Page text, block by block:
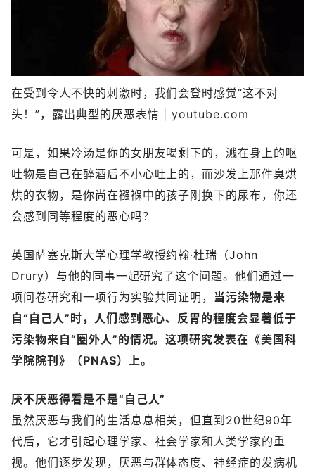
在受到令人不快的刺激时，我们会登时感觉“这不对
头！”，露出典型的厌恶表情 | youtube.com
可是，如果冷汤是你的女朋友喝剩下的，溅在身上的呕
吐物是自己在醉酒后不小心吐上的，而沙发上那件臭烘
烘的衣物，是你尚在襁褓中的孩子刚换下的尿布，你还
会感到同等程度的恶心吗？
英国萨塞克斯大学心理学教授约翰·杜瑞（John
Drury）与他的同事一起研究了这个问题。他们通过一
项问卷研究和一项行为实验共同证明， 当污染物是来
自“自己人”时，人们感到恶心、反胃的程度会显著低于
污染物来自“圈外人”的情况。这项研究发表在《美国科
学院院刊》（PNAS）上。
厌不厌恶得看是不是“自己人”
虽然厌恶与我们的生活息息相关，但直到20世纪90年
代后，它才引起心理学家、社会学家和人类学家的重
视。他们逐步发现，厌恶与群体态度、神经症的发病机